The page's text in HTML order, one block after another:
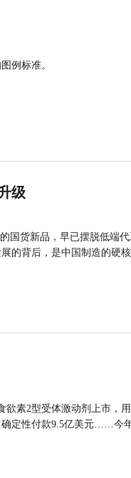
例标准。
级
国货新品，早已摆脱低端
的背后，是中国制造的硬核
素2型受体激动剂上市，
定性付款9.5亿美元……今